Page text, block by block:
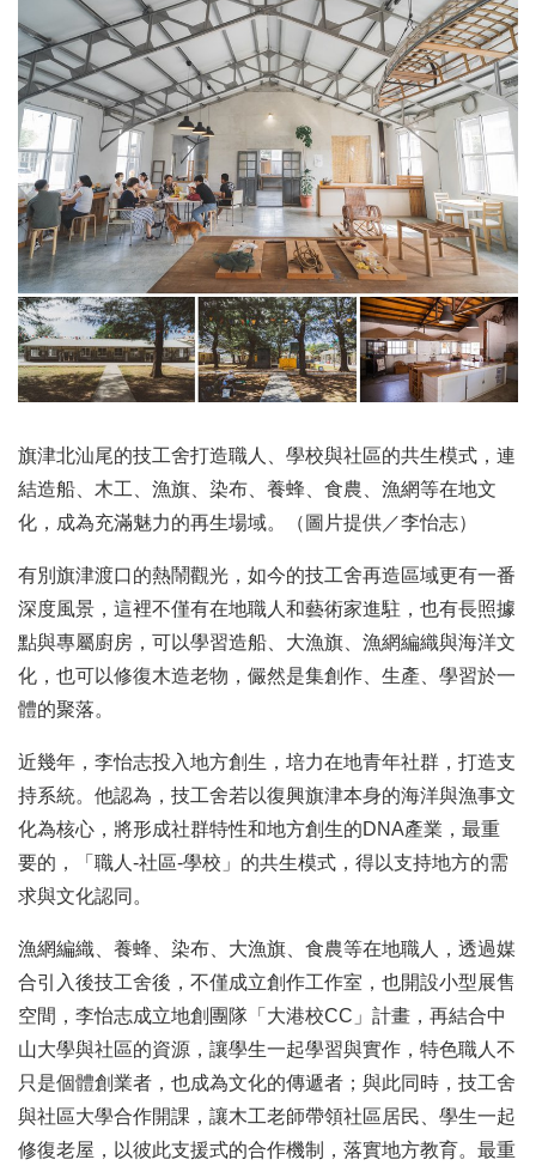
旗津北汕尾的技工舍打造職人、學校與社區的共生模式，連
結造船、木工、漁旗、染布、養蜂、食農、漁網等在地文
化，成為充滿魅力的再生場域。（圖片提供／李怡志）
有別旗津渡口的熱鬧觀光，如今的技工舍再造區域更有一番
深度風景，這裡不僅有在地職人和藝術家進駐，也有長照據
點與專屬廚房，可以學習造船、大漁旗、漁網編織與海洋文
化，也可以修復木造老物，儼然是集創作、生產、學習於一
體的聚落。
近幾年，李怡志投入地方創生，培力在地青年社群，打造支
持系統。他認為，技工舍若以復興旗津本身的海洋與漁事文
化為核心，將形成社群特性和地方創生的DNA產業，最重
要的，「職人-社區-學校」的共生模式，得以支持地方的需
求與文化認同。
漁網編織、養蜂、染布、大漁旗、食農等在地職人，透過媒
合引入後技工舍後，不僅成立創作工作室，也開設小型展售
空間，李怡志成立地創團隊「大港校CC」計畫，再結合中
山大學與社區的資源，讓學生一起學習與實作，特色職人不
只是個體創業者，也成為文化的傳遞者；與此同時，技工舍
與社區大學合作開課，讓木工老師帶領社區居民、學生一起
修復老屋，以彼此支援式的合作機制，落實地方教育。最重